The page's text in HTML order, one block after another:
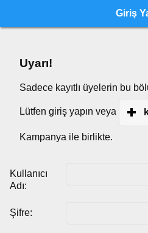
Giriş
Uyarı!
Sadece kayıtlı üyelerin bu
Lütfen giriş yapın veya
Kampanya ile birlikte.
Kullanıcı
Adı:
Şifre: